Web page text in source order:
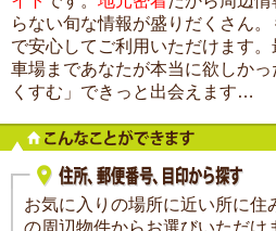
らない旬な情報が盛りだくさん
で安心してご利用いただけます
車場まであなたが本当に欲しか
くすむ」できっと出会えます…
お気に入りの場所に近い所に住
の周辺物件からお選びいただけ